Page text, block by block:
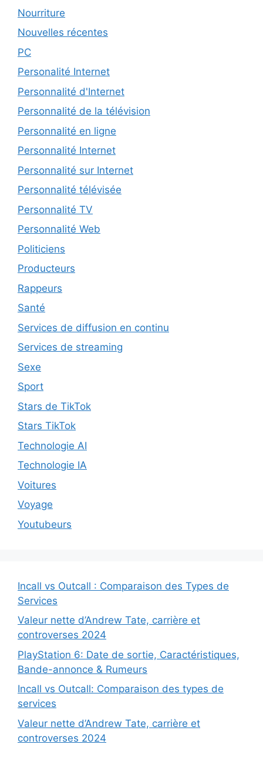
Nourriture
Nouvelles récentes
PC
Personalité Internet
Personnalité d'Internet
Personnalité de la télévision
Personnalité en ligne
Personnalité Internet
Personnalité sur Internet
Personnalité télévisée
Personnalité TV
Personnalité Web
Politiciens
Producteurs
Rappeurs
Santé
Services de diffusion en continu
Services de streaming
Sexe
Sport
Stars de TikTok
Stars TikTok
Technologie AI
Technologie IA
Voitures
Voyage
Youtubeurs
Incall vs Outcall : Comparaison des Types de
Services
Valeur nette d’Andrew Tate, carrière et
controverses 2024
PlayStation 6: Date de sortie, Caractéristiques,
Bande-annonce & Rumeurs
Incall vs Outcall: Comparaison des types de
services
Valeur nette d’Andrew Tate, carrière et
controverses 2024